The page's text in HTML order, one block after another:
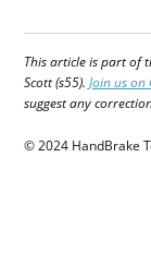
This article is part of
Scott (s55). Join us on
suggest any
© 2024 HandBrake